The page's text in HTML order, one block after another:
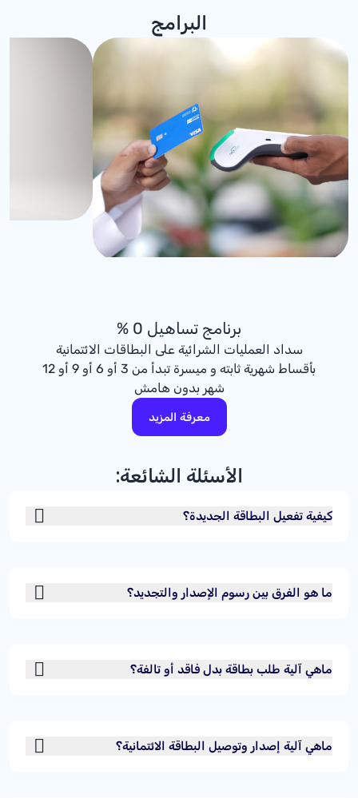
البرامج
برنامج تساهيل 0 %
سداد العمليات الشرائية على البطاقات الائتمانية
بأقساط شهرية ثابته و ميسرة تبدأ من 3 أو 6 أو 9 أو 12
شهر بدون هامش
معرفة المزيد
الأسئلة الشائعة:
كيفية تفعيل البطاقة الجديدة؟
ما هو الفرق بين رسوم الإصدار والتجديد؟
ماهي آلية طلب بطاقة بدل فاقد أو تالفة؟
ماهي آلية إصدار وتوصيل البطاقة الائتمانية؟